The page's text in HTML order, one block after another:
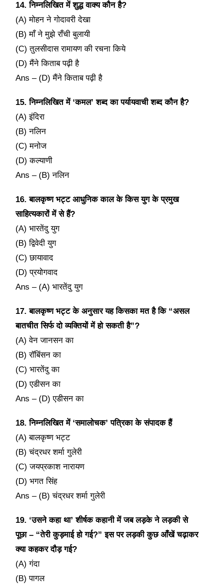
14. निम्नलिखित में शुद्ध वाक्य कौन है?
(A) मोहन ने गोदावरी देखा
(B) माँ ने मुझे राँची बुलायी
(C) तुलसीदास रामायण की रचना किये
(D) मैंने किताब पढ़ी है
Ans – (D) मैंने किताब पढ़ी है
15. निम्नलिखित में ‘कमल’ शब्द का पर्यायवाची शब्द कौन है?
(A) इंदिरा
(B) नलिन
(C) मनोज
(D) कल्याणी
Ans – (B) नलिन
16. बालकृष्ण भट्ट आधुनिक काल के किस युग के प्रमुख
साहित्यकारों में से हैं?
(A) भारतेंदु युग
(B) द्विवेदी युग
(C) छायावाद
(D) प्रयोगवाद
Ans – (A) भारतेंदु युग
17. बालकृष्ण भट्ट के अनुसार यह किसका मत है कि “असल
बातचीत सिर्फ दो व्यक्तियों में हो सकती है”?
(A) वेन जानसन का
(B) रॉबिंसन का
(C) भारतेंदु का
(D) एडीसन का
Ans – (D) एडीसन का
18. निम्नलिखित में ‘समालोचक’ पत्रिका के संपादक हैं
(A) बालकृष्ण भट्ट
(B) चंद्रधर शर्मा गुलेरी
(C) जयप्रकाश नारायण
(D) भगत सिंह
Ans – (B) चंद्रधर शर्मा गुलेरी
19. ‘उसने कहा था’ शीर्षक कहानी में जब लड़के ने लड़की से
पूछा – “तेरी कुड़माई हो गई?” इस पर लड़की कुछ आँखें चढ़ाकर
क्या कहकर दौड़ गई?
(A) गंदा
(B) पागल